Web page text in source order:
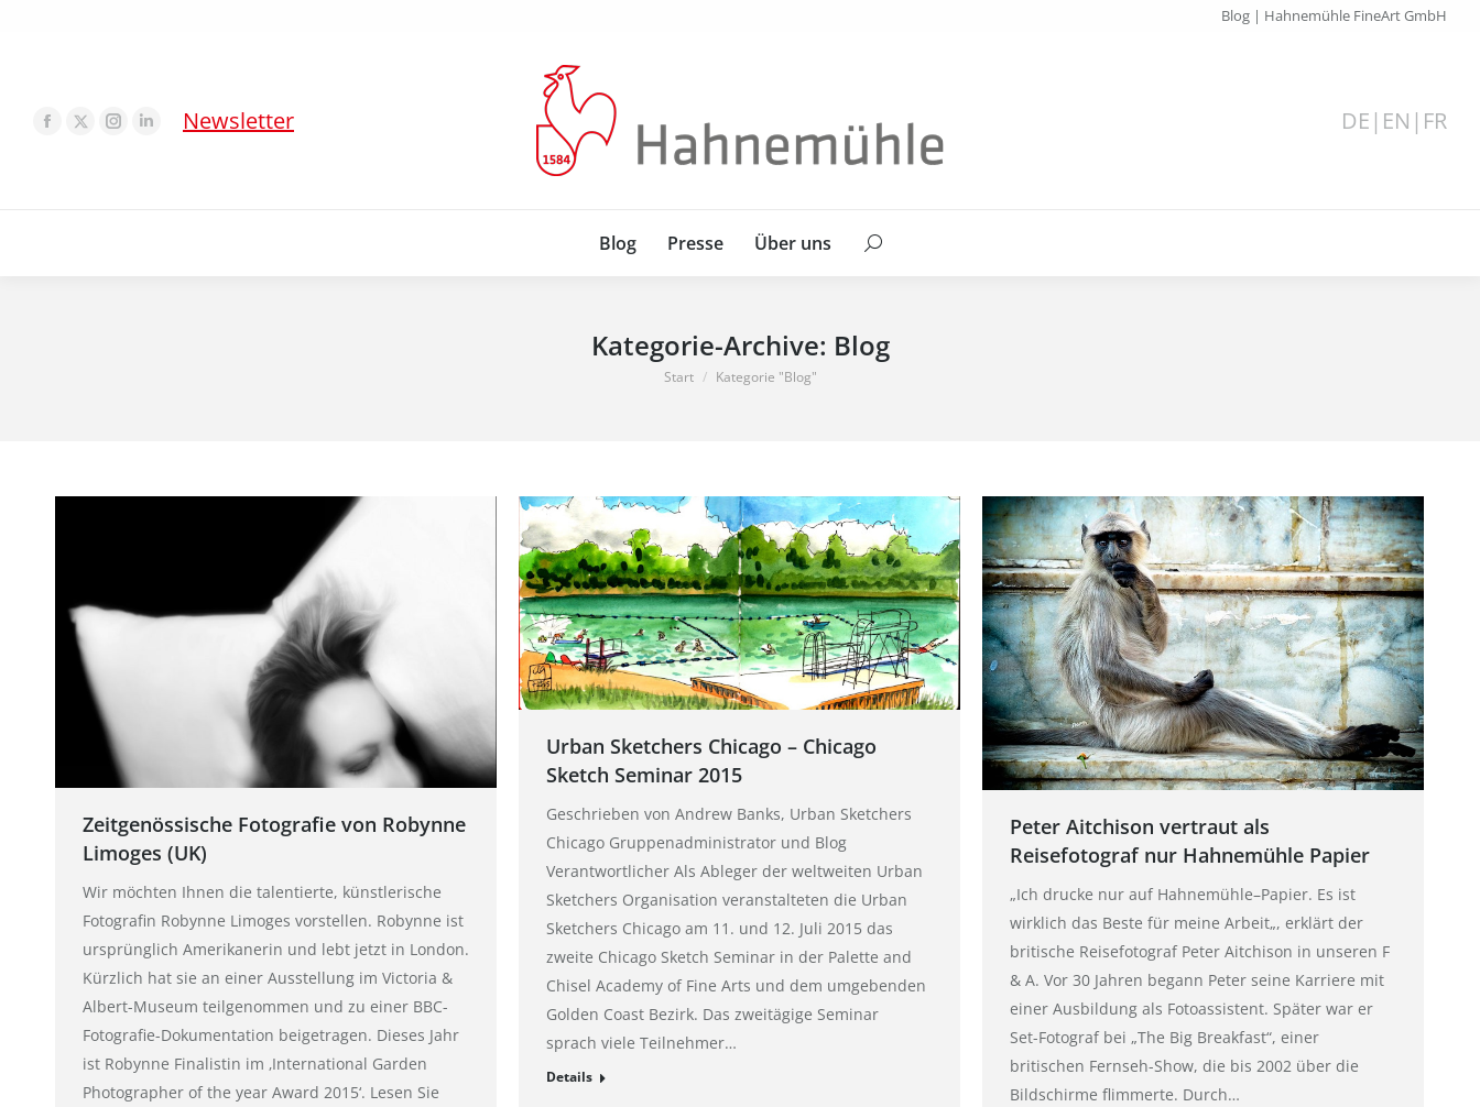
Blog | Hahnemühle FineArt GmbH
Newsletter DE | EN | FR
Blog Presse Über uns Search:
Kategorie-Archive: Blog
Sie befinden sich hier:
Start Kategorie "Blog"
Zeitgenössische Fotografie von Robynne
Limoges (UK)
Wir möchten Ihnen die talentierte, künstlerische
Fotografin Robynne Limoges vorstellen. Robynne ist
ursprünglich Amerikanerin und lebt jetzt in London.
Kürzlich hat sie an einer Ausstellung im Victoria &
Albert-Museum teilgenommen und zu einer BBC-
Fotografie-Dokumentation beigetragen. Dieses Jahr
ist Robynne Finalistin im ‚International Garden
Photographer of the year Award 2015‘. Lesen Sie
Urban Sketchers Chicago – Chicago
Sketch Seminar 2015
Geschrieben von Andrew Banks, Urban Sketchers
Chicago Gruppenadministrator und Blog
Verantwortlicher Als Ableger der weltweiten Urban
Sketchers Organisation veranstalteten die Urban
Sketchers Chicago am 11. und 12. Juli 2015 das
zweite Chicago Sketch Seminar in der Palette and
Chisel Academy of Fine Arts und dem umgebenden
Golden Coast Bezirk. Das zweitägige Seminar
sprach viele Teilnehmer…
Details
Peter Aitchison vertraut als
Reisefotograf nur Hahnemühle Papier
„Ich drucke nur auf Hahnemühle–Papier. Es ist
wirklich das Beste für meine Arbeit„, erklärt der
britische Reisefotograf Peter Aitchison in unseren F
& A. Vor 30 Jahren begann Peter seine Karriere mit
einer Ausbildung als Fotoassistent. Später war er
Set-Fotograf bei „The Big Breakfast“, einer
britischen Fernseh-Show, die bis 2002 über die
Bildschirme flimmerte. Durch…